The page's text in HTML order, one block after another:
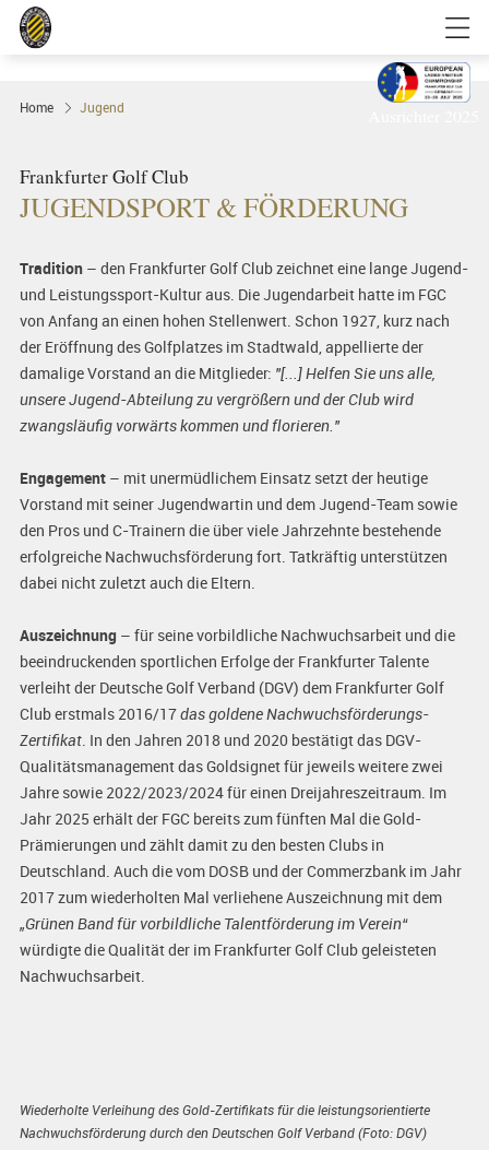
Home Jugend
Frankfurter Golf Club
JUGENDSPORT & FÖRDERUNG
Tradition – den Frankfurter Golf Club zeichnet eine lange Jugend-
und Leistungssport-Kultur aus. Die Jugendarbeit hatte im FGC
von Anfang an einen hohen Stellenwert. Schon 1927, kurz nach
der Eröffnung des Golfplatzes im Stadtwald, appellierte der
damalige Vorstand an die Mitglieder: "[...] Helfen Sie uns alle,
unsere Jugend-Abteilung zu vergrößern und der Club wird
zwangsläufig vorwärts kommen und florieren."
Engagement – mit unermüdlichem Einsatz setzt der heutige
Vorstand mit seiner Jugendwartin und dem Jugend-Team sowie
den Pros und C-Trainern die über viele Jahrzehnte bestehende
erfolgreiche Nachwuchsförderung fort. Tatkräftig unterstützen
dabei nicht zuletzt auch die Eltern.
Auszeichnung – für seine vorbildliche Nachwuchsarbeit und die
beeindruckenden sportlichen Erfolge der Frankfurter Talente
verleiht der Deutsche Golf Verband (DGV) dem Frankfurter Golf
Club erstmals 2016/17das goldene Nachwuchsförderungs-
Zertifikat. In den Jahren 2018 und 2020 bestätigt das DGV-
Qualitätsmanagement das Goldsignet für jeweils weitere zwei
Jahre sowie 2022/2023/2024 für einen Dreijahreszeitraum. Im
Jahr 2025 erhält der FGC bereits zum fünften Mal die Gold-
Prämierungen und zählt damit zu den besten Clubs in
Deutschland. Auch die vom DOSB und der Commerzbank im Jahr
2017 zum wiederholten Mal verliehene Auszeichnung mit dem
„Grünen Band für vorbildliche Talentförderung im Verein“
würdigte dieQualität der im Frankfurter Golf Club geleisteten
Nachwuchsarbeit.
Wiederholte Verleihung des Gold-Zertifikats für die leistungsorientierte
Nachwuchsförderung durch den Deutschen Golf Verband (Foto: DGV)